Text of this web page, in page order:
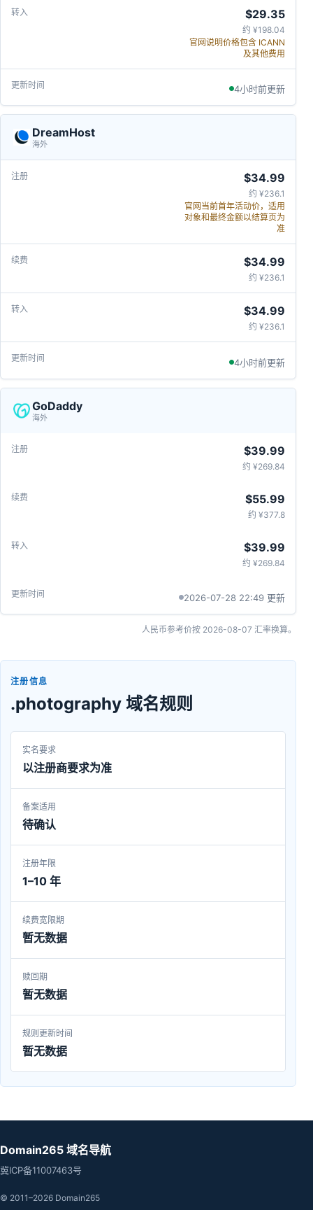
$29.35
约 ¥198.04
官网说明价格包含 ICANN
及其他费用
4小时前更新
DreamHost
海外
$34.99
约 ¥236.1
官网当前首年活动价，适用
对象和最终金额以结算页为
准
$34.99
约 ¥236.1
$34.99
约 ¥236.1
4小时前更新
GoDaddy
海外
$39.99
约 ¥269.84
$55.99
约 ¥377.8
$39.99
约 ¥269.84
2026-07-28 22:49 更新
人民币参考价按 2026-08-07 汇率换算。
注册信息
.photography 域名规则
实名要求
以注册商要求为准
备案适用
待确认
注册年限
1–10 年
续费宽限期
暂无数据
赎回期
暂无数据
规则更新时间
暂无数据
Domain265 域名导航
冀ICP备11007463号
© 2011–2026 Domain265